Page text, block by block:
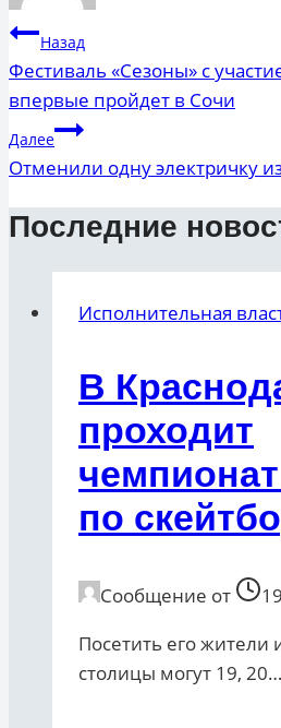
Навигация
по
записям
Назад
Фестиваль «Сезоны» с
впервые пройдет в Сочи
Далее
Отменили одну электричку
Последние
Исполнительная
В
проходит
по
Сообщение от
Посетить его жители
столицы могут 19, 20…